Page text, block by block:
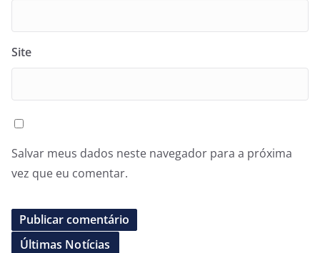
Site
Salvar meus dados neste navegador para a próxima
vez que eu comentar.
Últimas Notícias